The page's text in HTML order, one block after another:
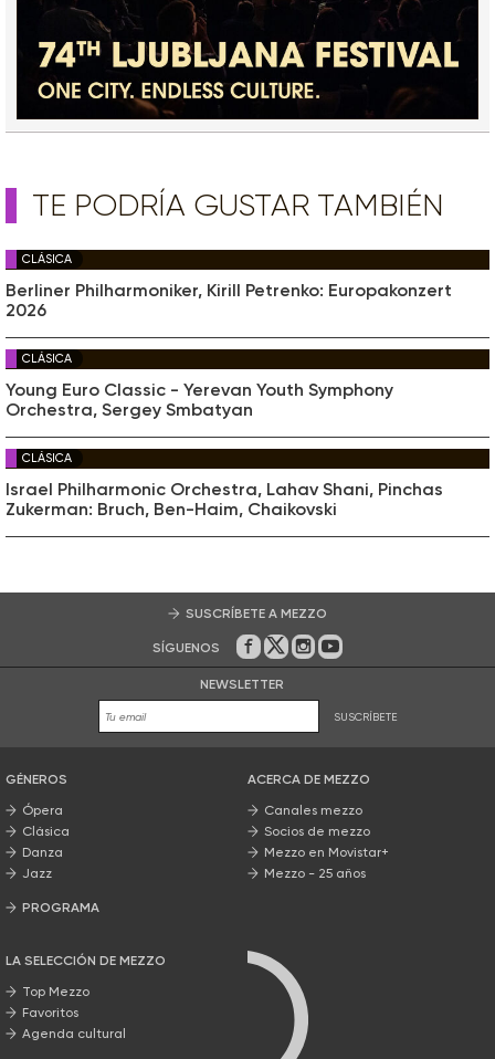
TE PODRÍA GUSTAR TAMBIÉN
CLÁSICA
Berliner Philharmoniker, Kirill Petrenko: Europakonzert
2026
CLÁSICA
Young Euro Classic - Yerevan Youth Symphony
Orchestra, Sergey Smbatyan
CLÁSICA
Israel Philharmonic Orchestra, Lahav Shani, Pinchas
Zukerman: Bruch, Ben-Haim, Chaikovski
SUSCRÍBETE A MEZZO
SÍGUENOS En Facebook
En Twitter
En Instagram
En Youtube
NEWSLETTER
SUSCRÍBETE
GÉNEROS
Ópera
Clásica
Danza
Jazz
PROGRAMA
LA SELECCIÓN DE MEZZO
Top Mezzo
Favoritos
Agenda cultural
ACERCA DE MEZZO
Canales mezzo
Socios de mezzo
Mezzo en Movistar+
Mezzo - 25 años